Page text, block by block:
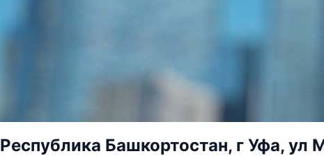
Республика Башкортостан, г Уфа, ул